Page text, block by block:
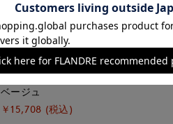
ベージュ
￥15,708 (税込)
17(17号)
15(15号) 残りわ